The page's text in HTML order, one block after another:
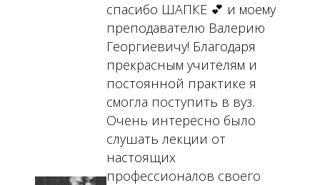
спасибо ШАПКЕ 💕 и моему
преподавателю Валерию
Георгиевичу! Благодаря
прекрасным учителям и
постоянной практике я
смогла поступить в вуз.
Очень интересно было
слушать лекции от
настоящих
профессионалов своего